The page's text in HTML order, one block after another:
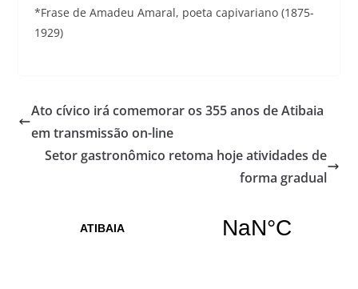
*Frase de Amadeu Amaral, poeta capivariano (1875-
1929)
Ato cívico irá comemorar os 355 anos de Atibaia
em transmissão on-line
Setor gastronômico retoma hoje atividades de
forma gradual